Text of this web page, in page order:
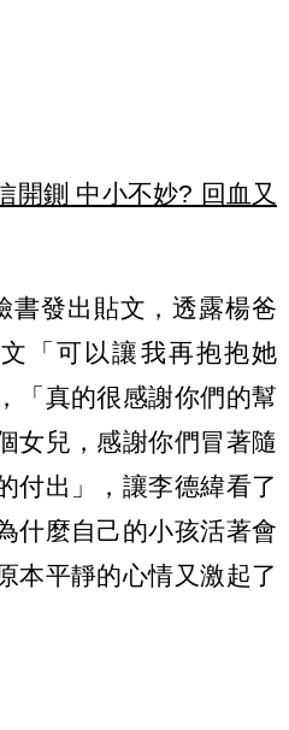
鍘 中小不妙? 回血又
書發出貼文，透露楊爸
「可以讓我再抱抱她
「真的很感謝你們的幫
女兒，感謝你們冒著隨
付出」，讓李德緯看了
什麼自己的小孩活著會
本平靜的心情又激起了